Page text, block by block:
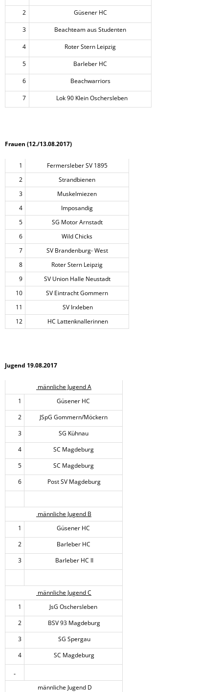
2 Güsener HC
3 Beachteam aus Studenten
4 Roter Stern Leipzig
5 Barleber HC
6 Beachwarriors
7 Lok 90 Klein Oschersleben
Frauen (12./13.08.2017)
1
Fermersleber SV 1895
2
Strandbienen
3
Muskelmiezen
4
Imposandig
5
SG Motor Arnstadt
6
Wild Chicks
7
SV Brandenburg- West
8
Roter Stern Leipzig
9
SV Union Halle Neustadt
10
SV Eintracht Gommern
11
SV Irxleben
12
HC Lattenknallerinnen
Jugend 19.08.2017
männliche Jugend A
1
Güsener HC
2
JSpG Gommern/Möckern
3
SG Kühnau
4
SC Magdeburg
5
SC Magdeburg
6
Post SV Magdeburg
männliche Jugend B
1
Güsener HC
2
Barleber HC
3
Barleber HC II
männliche Jugend C
1
JsG Oschersleben
2
BSV 93 Magdeburg
3
SG Spergau
4
SC Magdeburg
männliche Jugend D